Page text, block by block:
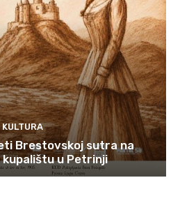
KULTURA
Brestovskoj sutra na
kupalištu u Petrinji